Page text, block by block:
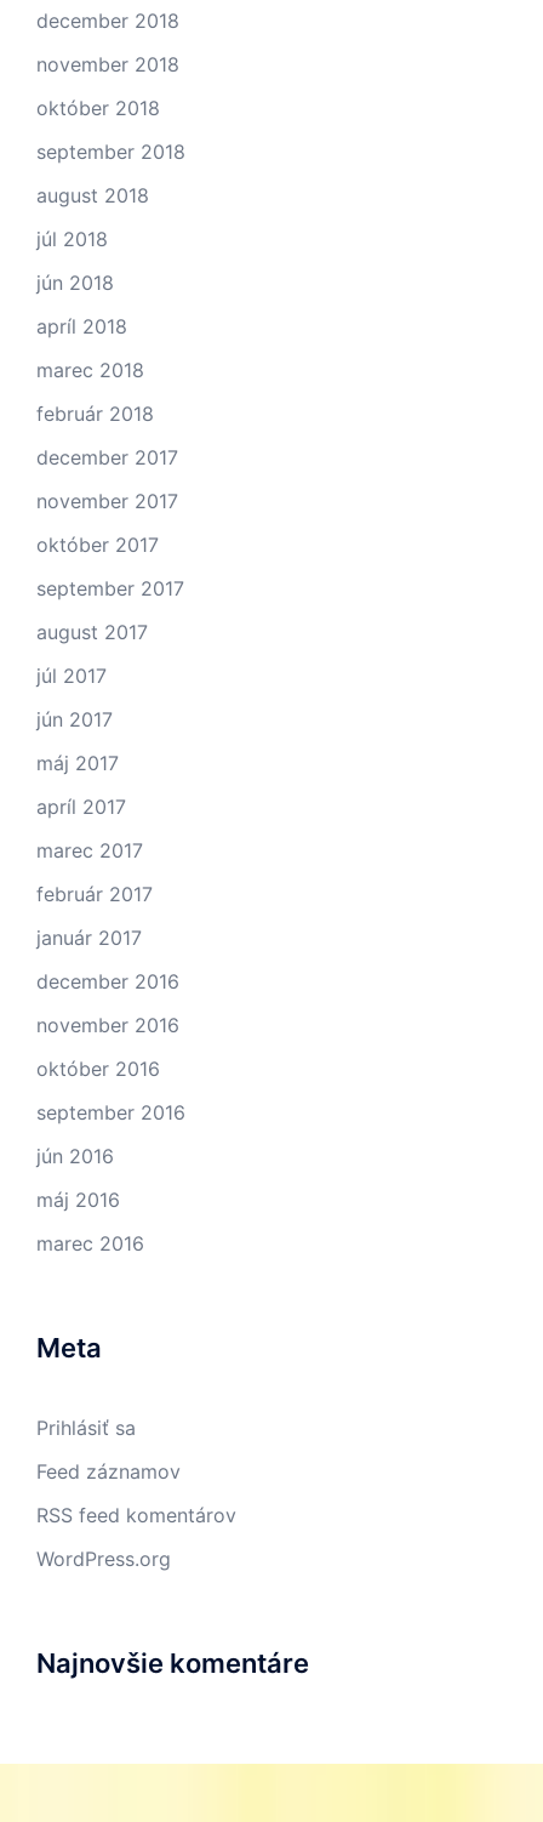
december 2018
november 2018
október 2018
september 2018
august 2018
júl 2018
jún 2018
apríl 2018
marec 2018
február 2018
december 2017
november 2017
október 2017
september 2017
august 2017
júl 2017
jún 2017
máj 2017
apríl 2017
marec 2017
február 2017
január 2017
december 2016
november 2016
október 2016
september 2016
jún 2016
máj 2016
marec 2016
Meta
Prihlásiť sa
Feed záznamov
RSS feed komentárov
WordPress.org
Najnovšie komentáre